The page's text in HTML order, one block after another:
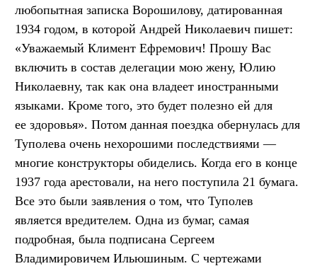
любопытная записка Ворошилову, датированная
1934 годом, в которой Андрей Николаевич пишет:
«Уважаемый Климент Ефремович! Прошу Вас
включить в состав делегации мою жену, Юлию
Николаевну, так как она владеет иностранными
языками. Кроме того, это будет полезно ей для
ее здоровья». Потом данная поездка обернулась для
Туполева очень нехорошими последствиями —
многие конструкторы обиделись. Когда его в конце
1937 года арестовали, на него поступила 21 бумага.
Все это были заявления о том, что Туполев
является вредителем. Одна из бумаг, самая
подробная, была подписана Сергеем
Владимировичем Ильюшиным. С чертежами